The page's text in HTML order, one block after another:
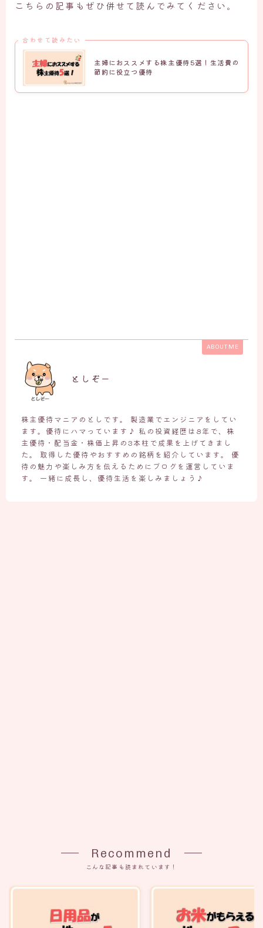
こちらの記事もぜひ併せて読んでみてください。
合わせて読みたい
主婦におススメする株主優待5選！生活費の
節約に役立つ優待
ABOUT ME
としぞー
株主優待マニアのとしです。 製造業でエンジニアをしてい
ます。優待にハマっています♪ 私の投資経歴は8年で、株
主優待・配当金・株価上昇の3本柱で成果を上げてきまし
た。 取得した優待やおすすめの銘柄を紹介しています。 優
待の魅力や楽しみ方を伝えるためにブログを運営していま
す。 一緒に成長し、優待生活を楽しみましょう♪
Recommend
こんな記事も読まれています！